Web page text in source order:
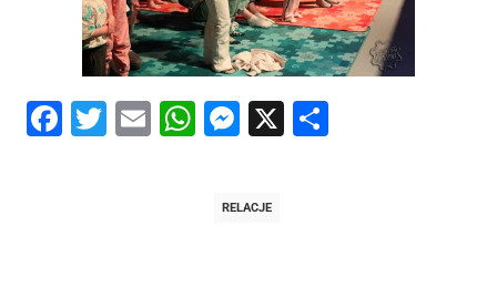
Facebook
Twitter
EmailWhatsApp
Messenger
X
RELACJE